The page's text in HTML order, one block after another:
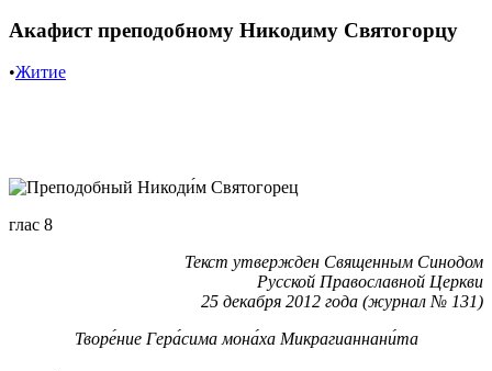
Акафист преподобному Никодиму Святогорцу
•Житие
глас 8
Текст утвержден Священным Синодом
Русской Православной Церкви
25 декабря 2012 года (журнал № 131)
Творе́ние Гера́сима мона́ха Микрагианнани́та